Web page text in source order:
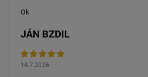
Ok
JÁN BZDIL
14.7.2026